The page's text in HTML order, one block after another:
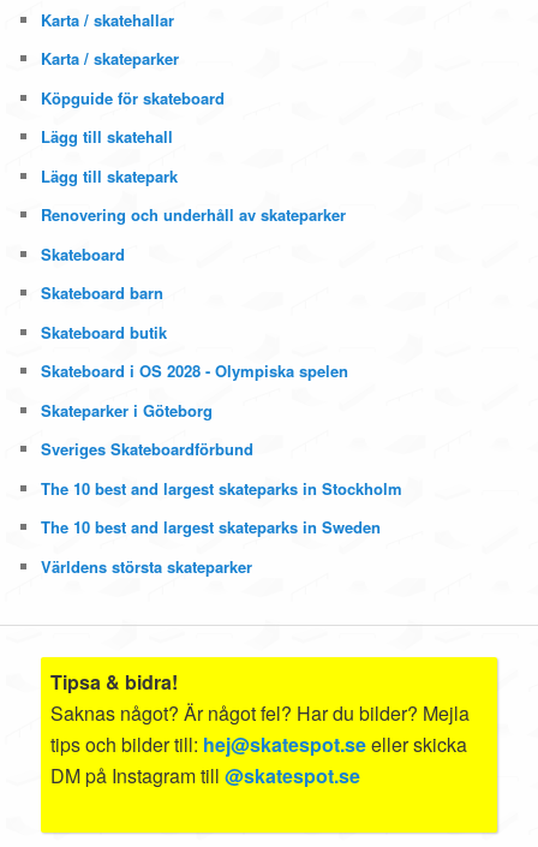
Karta / skatehallar
Karta / skateparker
Köpguide för skateboard
Lägg till skatehall
Lägg till skatepark
Renovering och underhåll av skateparker
Skateboard
Skateboard barn
Skateboard butik
Skateboard i OS 2028 - Olympiska spelen
Skateparker i Göteborg
Sveriges Skateboardförbund
The 10 best and largest skateparks in Stockholm
The 10 best and largest skateparks in Sweden
Världens största skateparker
Tipsa & bidra!
Saknas något? Är något fel? Har du bilder? Mejla
tips och bilder till: hej@skatespot.seeller skicka
DM på Instagram till@skatespot.se